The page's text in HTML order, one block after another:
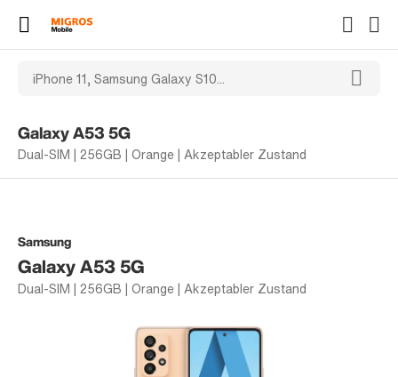
Galaxy A53 5G
Dual-SIM | 256GB | Orange | Akzeptabler Zustand
Samsung
Galaxy A53 5G
Dual-SIM | 256GB | Orange | Akzeptabler Zustand